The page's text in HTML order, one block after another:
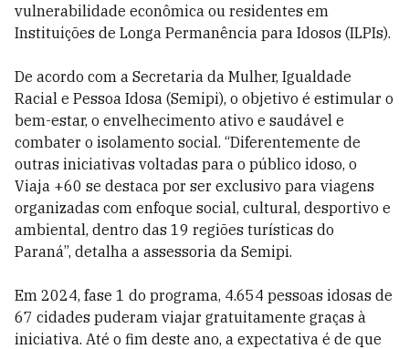
vulnerabilidade econômica ou residentes em
Instituições de Longa Permanência para Idosos (ILPIs).
De acordo com a Secretaria da Mulher, Igualdade
Racial e Pessoa Idosa (Semipi), o objetivo é estimular o
bem-estar, o envelhecimento ativo e saudável e
combater o isolamento social. “Diferentemente de
outras iniciativas voltadas para o público idoso, o
Viaja +60 se destaca por ser exclusivo para viagens
organizadas com enfoque social, cultural, desportivo e
ambiental, dentro das 19 regiões turísticas do
Paraná”, detalha a assessoria da Semipi.
Em 2024, fase 1 do programa, 4.654 pessoas idosas de
67 cidades puderam viajar gratuitamente graças à
iniciativa. Até o fim deste ano, a expectativa é de que